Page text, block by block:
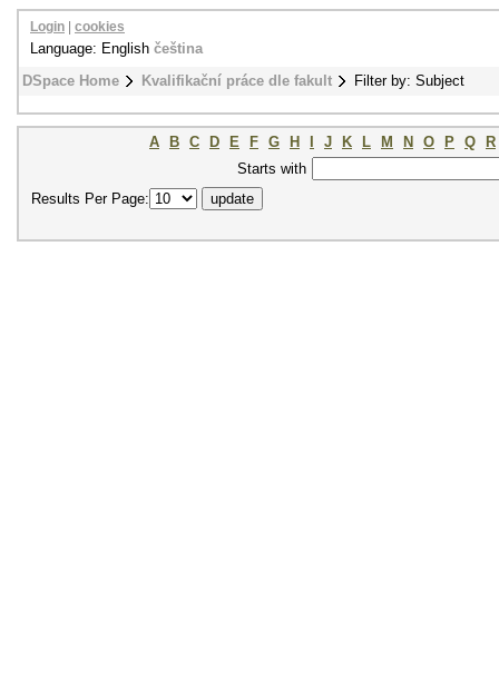
DSpace Home Kvalifikační práce dle fakult Filter by: Subject
Login cookies
Language: English čeština
A B C D E F G H J K L M N O P Q
R
Starts with
Results Per Page: